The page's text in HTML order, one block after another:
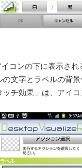
コンの下に表示され
の文字とラベルの背
チ効果」は、アイ